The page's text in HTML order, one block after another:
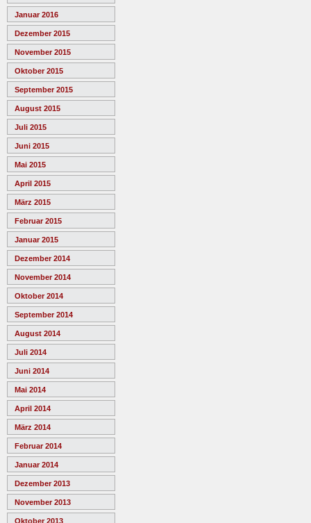
Januar 2016
Dezember 2015
November 2015
Oktober 2015
September 2015
August 2015
Juli 2015
Juni 2015
Mai 2015
April 2015
März 2015
Februar 2015
Januar 2015
Dezember 2014
November 2014
Oktober 2014
September 2014
August 2014
Juli 2014
Juni 2014
Mai 2014
April 2014
März 2014
Februar 2014
Januar 2014
Dezember 2013
November 2013
Oktober 2013